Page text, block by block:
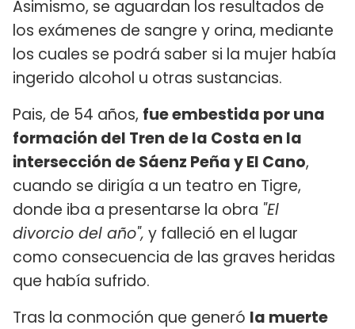
Asimismo, se aguardan los resultados de
los exámenes de sangre y orina, mediante
los cuales se podrá saber si la mujer había
ingerido alcohol u otras sustancias.
Pais, de 54 años, fue embestida por una
formación del Tren de la Costa en la
intersección de Sáenz Peña y El Cano,
cuando se dirigía a un teatro en Tigre,
donde iba a presentarse la obra "El
divorcio del año", y falleció en el lugar
como consecuencia de las graves heridas
que había sufrido.
Tras la conmoción que generó la muerte